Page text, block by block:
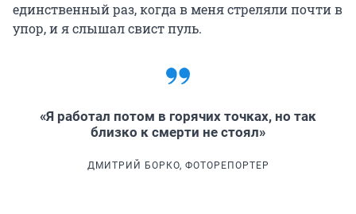
единственный раз, когда в меня стреляли почти в
упор, и я слышал свист пуль.
«Я работал потом в горячих точках, но так
близко к смерти не стоял»
ДМИТРИЙ БОРКО, ФОТОРЕПОРТЕР